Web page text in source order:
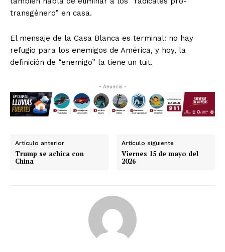
transgénero” en casa.
El mensaje de la Casa Blanca es terminal: no hay
refugio para los enemigos de América, y hoy, la
definición de “enemigo” la tiene un tuit.
- Anuncio -
Artículo anterior
Trump se achica con
China
Artículo siguiente
Viernes 15 de mayo del
2026